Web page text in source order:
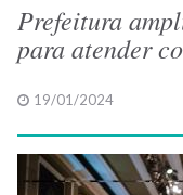
Prefeitura
para atender
19/01/2024